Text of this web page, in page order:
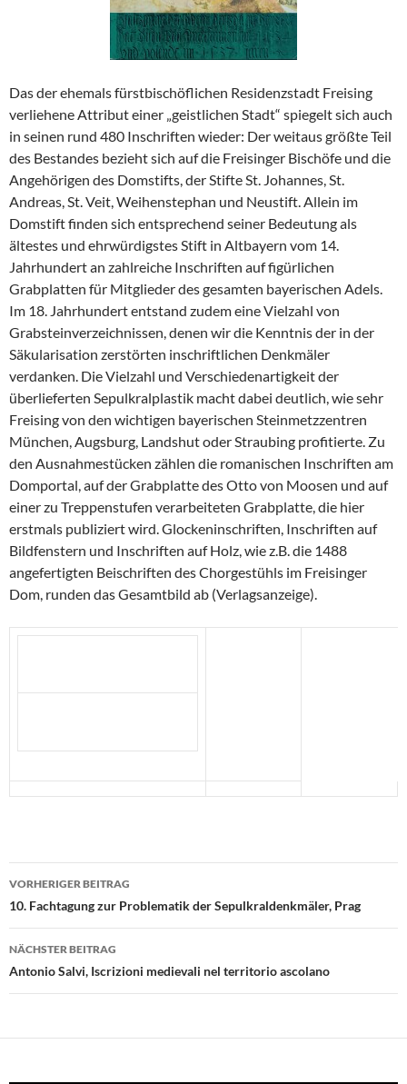
Das der ehemals fürstbischöflichen Residenzstadt Freising
verliehene Attribut einer „geistlichen Stadt“ spiegelt sich auch
in seinen rund 480 Inschriften wieder: Der weitaus größte Teil
des Bestandes bezieht sich auf die Freisinger Bischöfe und die
Angehörigen des Domstifts, der Stifte St. Johannes, St.
Andreas, St. Veit, Weihenstephan und Neustift. Allein im
Domstift finden sich entsprechend seiner Bedeutung als
ältestes und ehrwürdigstes Stift in Altbayern vom 14.
Jahrhundert an zahlreiche Inschriften auf figürlichen
Grabplatten für Mitglieder des gesamten bayerischen Adels.
Im 18. Jahrhundert entstand zudem eine Vielzahl von
Grabsteinverzeichnissen, denen wir die Kenntnis der in der
Säkularisation zerstörten inschriftlichen Denkmäler
verdanken. Die Vielzahl und Verschiedenartigkeit der
überlieferten Sepulkralplastik macht dabei deutlich, wie sehr
Freising von den wichtigen bayerischen Steinmetzzentren
München, Augsburg, Landshut oder Straubing profitierte. Zu
den Ausnahmestücken zählen die romanischen Inschriften am
Domportal, auf der Grabplatte des Otto von Moosen und auf
einer zu Treppenstufen verarbeiteten Grabplatte, die hier
erstmals publiziert wird. Glockeninschriften, Inschriften auf
Bildfenstern und Inschriften auf Holz, wie z.B. die 1488
angefertigten Beischriften des Chorgestühls im Freisinger
Dom, runden das Gesamtbild ab (Verlagsanzeige).
Beitragsnavigation
VORHERIGER BEITRAG
10. Fachtagung zur Problematik der Sepulkraldenkmäler, Prag
NÄCHSTER BEITRAG
Antonio Salvi, Iscrizioni medievali nel territorio ascolano